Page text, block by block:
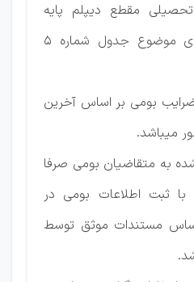
مقطع دیپلم پایه
متقاضی یکی از ردیفهای موضوع جدول شماره ۵
بومی بر اساس آخرین
میباشد.
به متقاضیان بومی صرفا
ثبت اطلاعات بومی در
اساس مستندات موثق توسط